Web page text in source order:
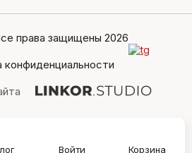
права защищены 2026
конфиденциальности
Войти Корзина